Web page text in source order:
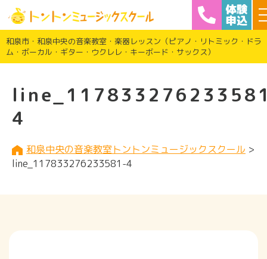
和泉市・和泉中央の音楽教室・楽器レッスン（ピアノ・リトミック・ドラ
ム・ボーカル・ギター・ウクレレ・キーボード・サックス）
4
和泉中央の音楽教室トントンミュージックスクール >
line_117833276233581-4